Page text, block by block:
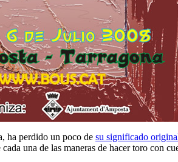
ha perdido un poco de su significado
una de las maneras de hacer toro con